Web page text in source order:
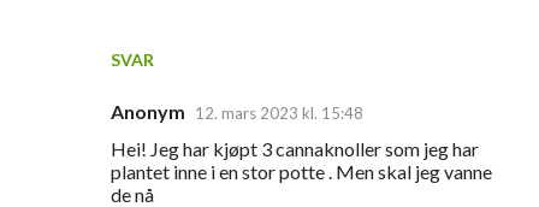
SVAR
Anonym 12. mars 2023 kl. 15:48
Hei! Jeg har kjøpt 3 cannaknoller som jeg har
plantet inne i en stor potte . Men skal jeg vanne
de nå